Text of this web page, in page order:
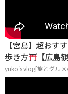
【宮島】超おす
歩き方
【広島
yuko's vlog[旅とグル